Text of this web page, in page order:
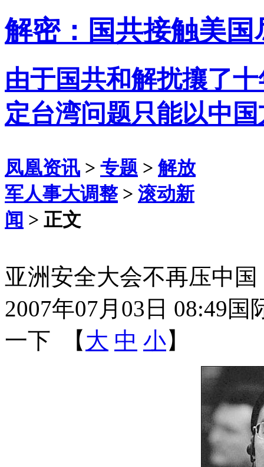
解密：国共接触美国
由于国共和解扰攘了
定台湾问题只能以中
凤凰资讯 > 专题 >解放
军人事大调整> 滚动新
闻 > 正文
亚洲安全大会不再压中国
2007年07月03日 08:49国
一下 【 大 中 小】